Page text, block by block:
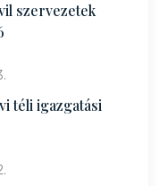
szervezetek
téli igazgatási